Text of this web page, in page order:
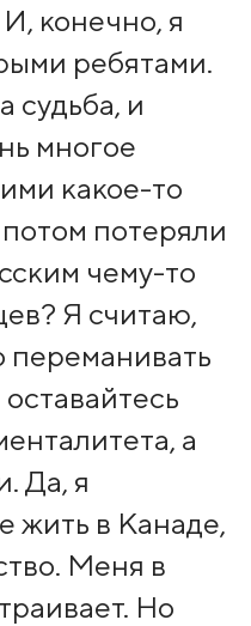
конечно, я
ребятами.
судьба, и
многое
какое-то
потеряли
чему-то
Я считаю,
переманивать
а
Да, я
жить в Канаде,
Меня в
Но